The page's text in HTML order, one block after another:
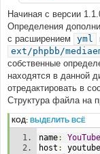
Начиная с версии
Определения
с расширением
yml
ext/phpbb/
собственные
находятся в данной
отредактировать в
Структура файла на
КОД: ВЫДЕЛИТЬ ВСЁ
name:
YouTube
host : youtube